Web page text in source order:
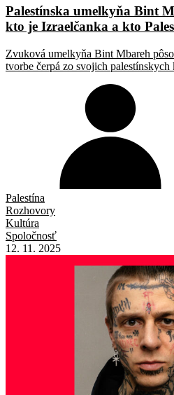
Palestínska umelkyňa Bint
kto je Izraelčanka a kto
Zvuková umelkyňa Bint Mbareh
tvorbe čerpá zo svojich palestínskych
Palestína
Rozhovory
Kultúra
Spoločnosť
12. 11. 2025